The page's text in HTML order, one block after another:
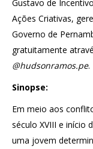
Gustavo de
Ações Criativas,
Governo de
gratuitamente
@hudsonramos.pe.
Sinopse:
Em meio aos
século XVIII e início
uma jovem